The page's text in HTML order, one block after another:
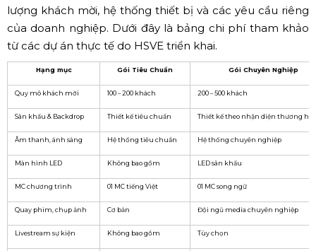
lượng khách mời, hệ thống thiết bị và các yêu cầu riêng
của doanh nghiệp. Dưới đây là bảng chi phí tham khảo
từ các dự án thực tế do HSVE triển khai.
Hạng mục Gói Tiêu Chuẩn Gói Chuyên Nghiệp
Quy mô khách mời 100 – 200 khách 200 – 500 khách
Sân khấu & Backdrop Thiết kế tiêu chuẩn Thiết kế theo nhận diện thương
Âm thanh, ánh sáng Hệ thống tiêu chuẩn Hệ thống chuyên nghiệp
Màn hình LED Không bao gồm LED sân khấu
MC chương trình 01 MC tiếng Việt 01 MC song ngữ
Quay phim, chụp ảnh Cơ bản Đội ngũ media chuyên nghiệp
Livestream sự kiện Không bao gồm Tùy chọn